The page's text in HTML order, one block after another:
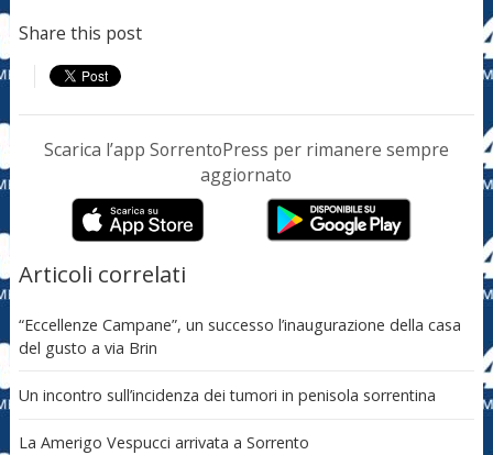
Share this post
Scarica l’app SorrentoPress per rimanere sempre
aggiornato
Articoli correlati
“Eccellenze Campane”, un successo l’inaugurazione della casa
del gusto a via Brin
Un incontro sull’incidenza dei tumori in penisola sorrentina
La Amerigo Vespucci arrivata a Sorrento